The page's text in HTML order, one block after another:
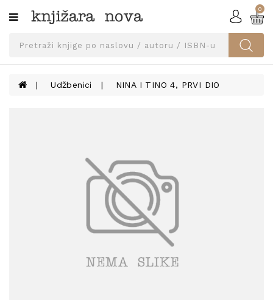
Kategorije
SVEUČILIŠNA
UDŽBENICI
0
Udžbenici NINA I TINO 4, PRVI DIO